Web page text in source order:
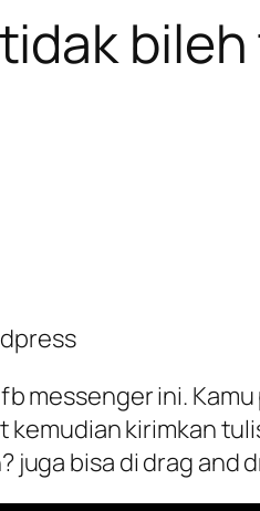
messenger ini.
kirimkan
juga bisa di drag and